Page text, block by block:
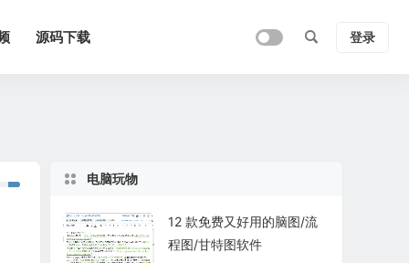
源码下载 登录
电脑玩物
12 款免费又好用的脑图/流
程图/甘特图软件